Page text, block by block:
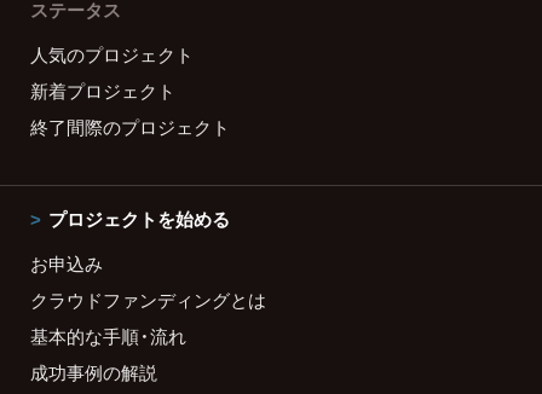
ステータス
人気のプロジェクト
新着プロジェクト
終了間際のプロジェクト
プロジェクトを始める
お申込み
クラウドファンディングとは
基本的な手順・流れ
成功事例の解説